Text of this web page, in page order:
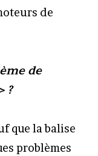
de
de
?
que la balise
problèmes